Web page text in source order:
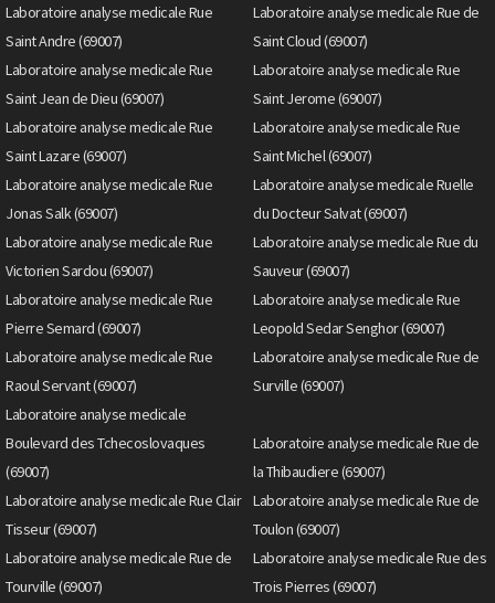
Laboratoire analyse medicale Rue
Saint Andre (69007)
Laboratoire analyse medicale Rue de
Saint Cloud (69007)
Laboratoire analyse medicale Rue
Saint Jean de Dieu (69007)
Laboratoire analyse medicale Rue
Saint Jerome (69007)
Laboratoire analyse medicale Rue
Saint Lazare (69007)
Laboratoire analyse medicale Rue
Saint Michel (69007)
Laboratoire analyse medicale Rue
Jonas Salk (69007)
Laboratoire analyse medicale Ruelle
du Docteur Salvat (69007)
Laboratoire analyse medicale Rue
Victorien Sardou (69007)
Laboratoire analyse medicale Rue du
Sauveur (69007)
Laboratoire analyse medicale Rue
Pierre Semard (69007)
Laboratoire analyse medicale Rue
Leopold Sedar Senghor (69007)
Laboratoire analyse medicale Rue
Raoul Servant (69007)
Laboratoire analyse medicale Rue de
Surville (69007)
Laboratoire analyse medicale
Boulevard des Tchecoslovaques
(69007)
Laboratoire analyse medicale Rue de
la Thibaudiere (69007)
Laboratoire analyse medicale Rue Clair
Tisseur (69007)
Laboratoire analyse medicale Rue de
Toulon (69007)
Laboratoire analyse medicale Rue de
Tourville (69007)
Laboratoire analyse medicale Rue des
Trois Pierres (69007)